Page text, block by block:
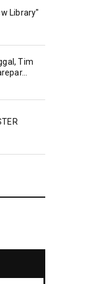
Library"
Tim